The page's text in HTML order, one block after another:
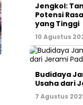
Jengkol:
Potensi
yang Tinggi
10 Agustus
Budidaya
Usaha dari
7 Agustus